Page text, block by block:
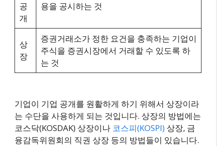
공
개
용을 공시하는 것
상
장
증권거래소가 정한 요건을 충족하는 기업이
주식을 증권시장에서 거래할 수 있도록 하
는 것
기업이 기업 공개를 원활하게 하기 위해서 상장이라
는 수단을 사용하게 되는 것입니다. 상장의 방법에는
코스닥(KOSDAK) 상장이나 코스피(KOSPI) 상장, 금
융감독위원회의 직권 상장 등의 방법들이 있습니다.